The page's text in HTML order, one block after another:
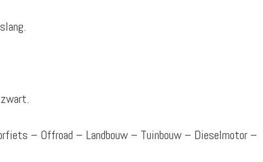
– Offroad – Landbouw – Tuinbouw – Dieselmotor –